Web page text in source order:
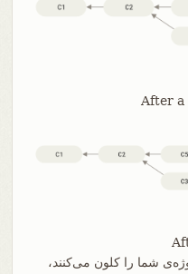
شما را کلون می‌کنند،